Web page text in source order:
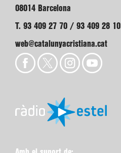
08014 Barcelona
T. 93 409 27 70 / 93 409 28 10
web@catalunyacristiana.cat